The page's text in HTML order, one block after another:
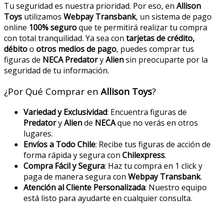
Tu seguridad es nuestra prioridad. Por eso, en Allison
Toys utilizamos Webpay Transbank, un sistema de pago
online 100% seguroque te permitirá realizar tu compra
con total tranquilidad. Ya sea con tarjetas de crédito,
débitoo otros medios de pago, puedes comprar tus
figuras de NECA PredatoryAliensin preocuparte por la
seguridad de tu información.
¿Por Qué Comprar en Allison Toys?
Variedad y Exclusividad: Encuentra figuras de
PredatoryAliende NECAque no verás en otros
lugares.
Envíos a Todo Chile: Recibe tus figuras de acción de
forma rápida y segura con Chilexpress.
Compra Fácil y Segura: Haz tu compra en 1 click y
paga de manera segura con Webpay Transbank.
Atención al Cliente Personalizada: Nuestro equipo
está listo para ayudarte en cualquier consulta.